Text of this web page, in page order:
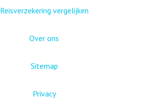
Reisverzekering vergelijken
Over ons
Sitemap
Privacy